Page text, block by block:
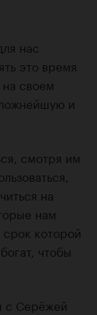
нас
это время
своем
и
смотря им
на
нам
которой
чтобы
с Серёжей